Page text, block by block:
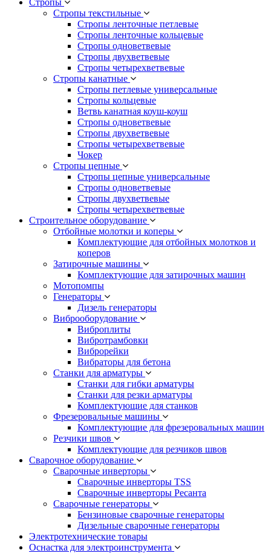
Стропы текстильные
Стропы ленточные петлевые
Стропы ленточные кольцевые
Стропы одноветвевые
Стропы двухветвевые
Стропы четырехветвевые
Стропы канатные
Стропы петлевые универсальные
Стропы кольцевые
Ветвь канатная коуш-коуш
Стропы одноветвевые
Стропы двухветвевые
Стропы четырехветвевые
Чокер
Стропы цепные
Стропы цепные универсальные
Стропы одноветвевые
Стропы двухветвевые
Стропы четырехветвевые
Строительное оборудование
Отбойные молотки и коперы
Комплектующие для отбойных молотков и
коперов
Затирочные машины
Комплектующие для затирочных машин
Мотопомпы
Генераторы
Дизель генераторы
Виброоборудование
Виброплиты
Вибротрамбовки
Виброрейки
Вибраторы для бетона
Станки для арматуры
Станки для гибки арматуры
Станки для резки арматуры
Комплектующие для станков
Фрезеровальные машины
Комплектующие для фрезеровальных машин
Резчики швов
Комплектующие для резчиков швов
Сварочное оборудование
Сварочные инверторы
Сварочные инверторы TSS
Сварочные инверторы Ресанта
Сварочные генераторы
Бензиновые сварочные генераторы
Дизельные сварочные генераторы
Электротехнические товары
Оснастка для электроинструмента